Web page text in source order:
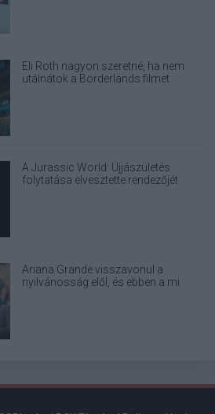
Eli Roth nagyon szeretné, ha nem
utálnátok a Borderlands filmet
A Jurassic World: Újjászületés
folytatása elvesztette rendezőjét
Ariana Grande visszavonul a
nyilvánosság elől, és ebben a mi